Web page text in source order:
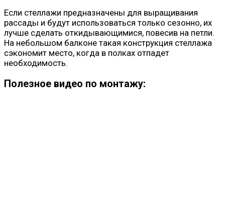
Если стеллажи предназначены для выращивания
рассады и будут использоваться только сезонно, их
лучше сделать откидывающимися, повесив на петли.
На небольшом балконе такая конструкция стеллажа
сэкономит место, когда в полках отпадет
необходимость.
Полезное видео по монтажу: